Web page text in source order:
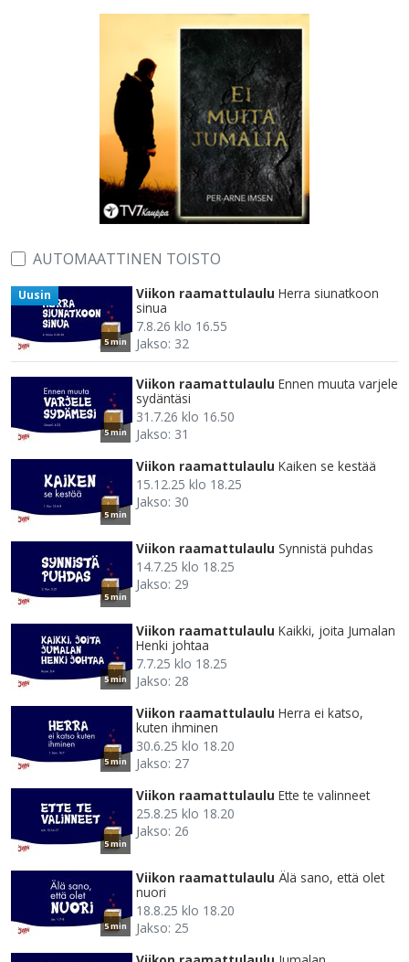
AUTOMAATTINEN TOISTO
5 min
Uusin Viikon raamattulaulu Herra siunatkoon
sinua
7.8.26 klo 16.55
Jakso: 32
5 min
Viikon raamattulaulu Ennen muuta varjele
sydäntäsi
31.7.26 klo 16.50
Jakso: 31
5 min
Viikon raamattulaulu Kaiken se kestää
15.12.25 klo 18.25
Jakso: 30
5 min
Viikon raamattulaulu Synnistä puhdas
14.7.25 klo 18.25
Jakso: 29
5 min
Viikon raamattulaulu Kaikki, joita Jumalan
Henki johtaa
7.7.25 klo 18.25
Jakso: 28
5 min
Viikon raamattulaulu Herra ei katso,
kuten ihminen
30.6.25 klo 18.20
Jakso: 27
5 min
Viikon raamattulaulu Ette te valinneet
25.8.25 klo 18.20
Jakso: 26
5 min
Viikon raamattulaulu Älä sano, että olet
nuori
18.8.25 klo 18.20
Jakso: 25